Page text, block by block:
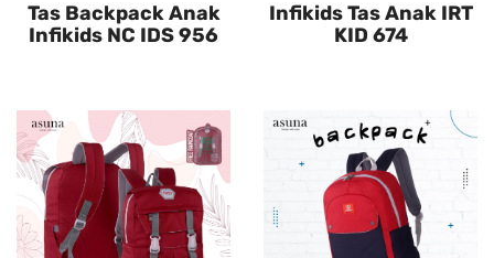
Tas Backpack Anak
Infikids NC IDS 956
Infikids Tas Anak IRT
KID 674